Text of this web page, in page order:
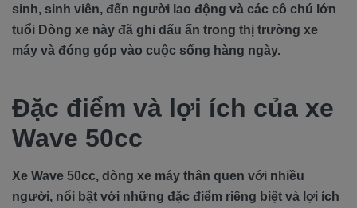
sinh, sinh viên, đến người lao động và các cô chú lớn
tuổi Dòng xe này đã ghi dấu ấn trong thị trường xe
máy và đóng góp vào cuộc sống hàng ngày.
Đặc điểm và lợi ích của xe
Wave 50cc
Xe Wave 50cc, dòng xe máy thân quen với nhiều
người, nổi bật với những đặc điểm riêng biệt và lợi ích